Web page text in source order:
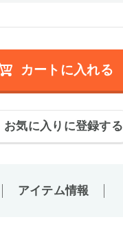
カートに入れる
お気に入りに登録する
アイテム情報